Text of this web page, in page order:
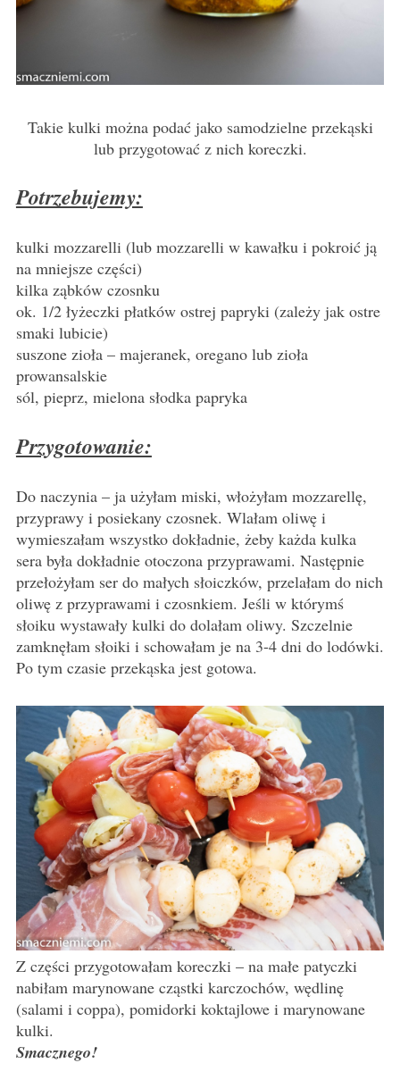
Takie kulki można podać jako samodzielne przekąski
lub przygotować z nich koreczki.
Potrzebujemy:
kulki mozzarelli (lub mozzarelli w kawałku i pokroić ją
na mniejsze części)
kilka ząbków czosnku
ok. 1/2 łyżeczki płatków ostrej papryki (zależy jak ostre
smaki lubicie)
suszone zioła – majeranek, oregano lub zioła
prowansalskie
sól, pieprz, mielona słodka papryka
Przygotowanie:
Do naczynia – ja użyłam miski, włożyłam mozzarellę,
przyprawy i posiekany czosnek. Wlałam oliwę i
wymieszałam wszystko dokładnie, żeby każda kulka
sera była dokładnie otoczona przyprawami. Następnie
przełożyłam ser do małych słoiczków, przelałam do nich
oliwę z przyprawami i czosnkiem. Jeśli w którymś
słoiku wystawały kulki do dolałam oliwy. Szczelnie
zamknęłam słoiki i schowałam je na 3-4 dni do lodówki.
Po tym czasie przekąska jest gotowa.
Z części przygotowałam koreczki – na małe patyczki
nabiłam marynowane cząstki karczochów, wędlinę
(salami i coppa), pomidorki koktajlowe i marynowane
kulki.
Smacznego!